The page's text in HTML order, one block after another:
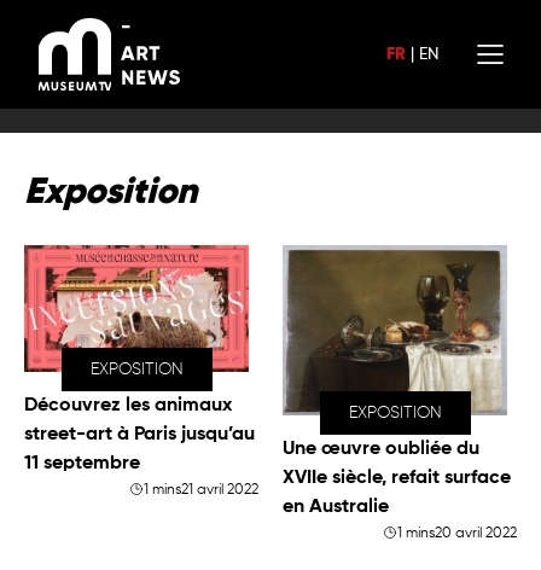
contenu
FR EN
Exposition
EXPOSITION
Découvrez les animaux
street-art à Paris jusqu’au
11 septembre
1 mins21 avril 2022
EXPOSITION
Une œuvre oubliée du
XVIIe siècle, refait surface
en Australie
1 mins20 avril 2022